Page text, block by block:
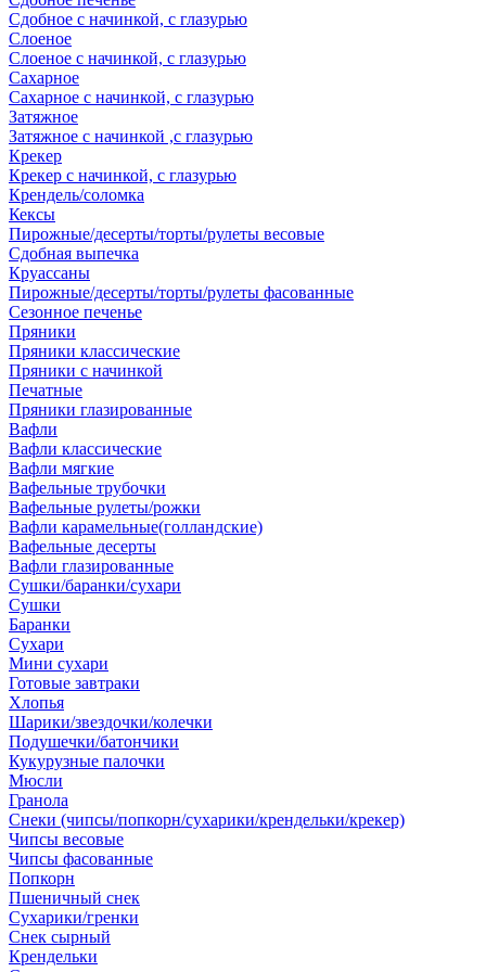
Сдобное с начинкой, с глазурью
Слоеное
Слоеное с начинкой, с глазурью
Сахарное
Сахарное с начинкой, с глазурью
Затяжное
Затяжное с начинкой ,с глазурью
Крекер
Крекер с начинкой, с глазурью
Крендель/соломка
Кексы
Пирожные/десерты/торты/рулеты весовые
Сдобная выпечка
Круассаны
Пирожные/десерты/торты/рулеты фасованные
Сезонное печенье
Пряники
Пряники классические
Пряники с начинкой
Печатные
Пряники глазированные
Вафли
Вафли классические
Вафли мягкие
Вафельные трубочки
Вафельные рулеты/рожки
Вафли карамельные(голландские)
Вафельные десерты
Вафли глазированные
Сушки/баранки/сухари
Сушки
Баранки
Сухари
Мини сухари
Готовые завтраки
Хлопья
Шарики/звездочки/колечки
Подушечки/батончики
Кукурузные палочки
Мюсли
Гранола
Снеки (чипсы/попкорн/сухарики/крендельки/крекер)
Чипсы весовые
Чипсы фасованные
Попкорн
Пшеничный снек
Сухарики/гренки
Снек сырный
Крендельки